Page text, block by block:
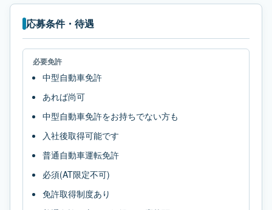
応募条件・待遇
必要免許
中型自動車免許
あれば尚可
中型自動車免許をお持ちでない方も
入社後取得可能です
普通自動車運転免許
必須(AT限定不可)
免許取得制度あり